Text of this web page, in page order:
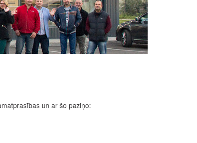
un ar šo paziņo: